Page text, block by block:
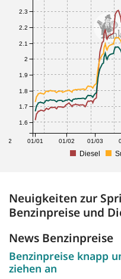
12 01/01 01/02 01/03
1.6
1.7
1.8
1.9
2
2.1
2.2
2.3
Diesel
Neuigkeiten zur
Benzinpreise und
News Benzinpreise
Benzinpreise knapp
ziehen an